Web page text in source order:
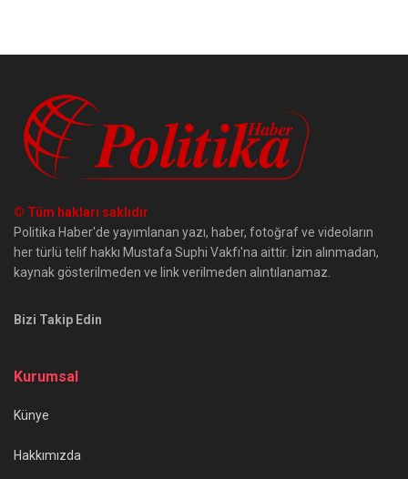
© Tüm hakları saklıdır
Politika Haber'de yayımlanan yazı, haber, fotoğraf ve videoların
her türlü telif hakkı Mustafa Suphi Vakfı'na aittir. İzin alınmadan,
kaynak gösterilmeden ve link verilmeden alıntılanamaz.
Bizi Takip Edin
Kurumsal
Künye
Hakkımızda